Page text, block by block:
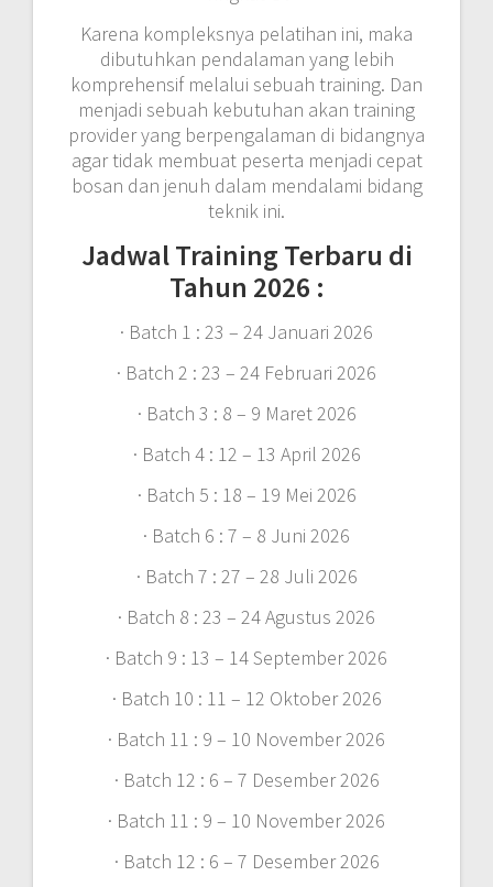
Karena kompleksnya pelatihan ini, maka
dibutuhkan pendalaman yang lebih
komprehensif melalui sebuah training. Dan
menjadi sebuah kebutuhan akan training
provider yang berpengalaman di bidangnya
agar tidak membuat peserta menjadi cepat
bosan dan jenuh dalam mendalami bidang
teknik ini.
Jadwal Training Terbaru di
Tahun 2026 :
· Batch 1 : 23 – 24 Januari 2026
· Batch 2 : 23 – 24 Februari 2026
· Batch 3 : 8 – 9 Maret 2026
· Batch 4 : 12 – 13 April 2026
· Batch 5 : 18 – 19 Mei 2026
· Batch 6 : 7 – 8 Juni 2026
· Batch 7 : 27 – 28 Juli 2026
· Batch 8 : 23 – 24 Agustus 2026
· Batch 9 : 13 – 14 September 2026
· Batch 10 : 11 – 12 Oktober 2026
· Batch 11 : 9 – 10 November 2026
· Batch 12 : 6 – 7 Desember 2026
· Batch 11 : 9 – 10 November 2026
· Batch 12 : 6 – 7 Desember 2026